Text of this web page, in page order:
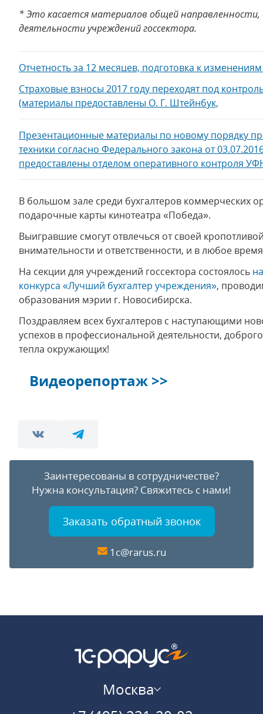
* Это касается материалов общей направленности,
деятельности учреждений госсектора.
Отчетность за 12 месяцев, подготовка к
Страховые взносы 2017 году переходят под
(материалы предоставлены О. Г. Штейнбук,
Презентационные материалы по новому порядку
техники согласно Федерального закона от
предоставлены отделом оперативного контроля
В большом зале среди бухгалтеров коммерческих
подарочные карты кинотеатра «Победа».
Выигравшие смогут отвлечься от своей
внимательности и ответственности, и в любое
На секции для учреждений госсектора состоялось
конкурса «Лучший бухгалтер учреждения»,
образования мэрии г. Новосибирска.
Поздравляем всех бухгалтеров с наступающими
успехов в профессиональной деятельности,
тепла окружающих!
Видеорепортаж >>
Заинтересованы в сотрудничестве?
Нужна консультация? Свяжитесь с нами!
Заказать обратный звонок
1c@rarus.ru
Москва